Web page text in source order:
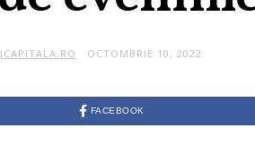
OCTOMBRIE 10, 2022
FACEBOOK